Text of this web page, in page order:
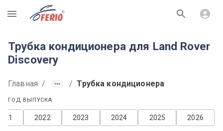
R
Трубка кондиционера для Land Rover
Discovery
Главная / / Трубка кондиционера
ГОД ВЫПУСКА
2026
2025
2024
2023
2022